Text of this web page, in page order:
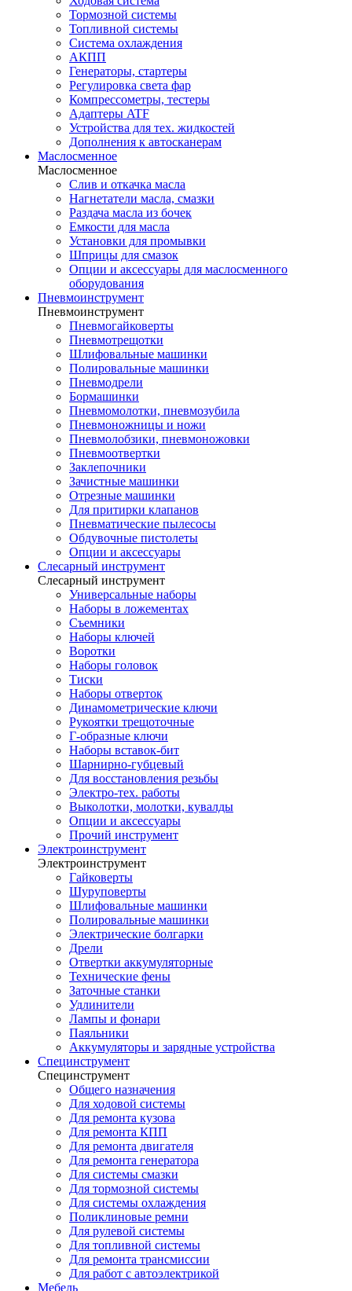
Тормозной системы
Топливной системы
Система охлаждения
АКПП
Генераторы, стартеры
Регулировка света фар
Компрессометры, тестеры
Адаптеры ATF
Устройства для тех. жидкостей
Дополнения к автосканерам
Маслосменное
Маслосменное
Слив и откачка масла
Нагнетатели масла, смазки
Раздача масла из бочек
Емкости для масла
Установки для промывки
Шприцы для смазок
Опции и аксессуары для маслосменного
оборудования
Пневмоинструмент
Пневмоинструмент
Пневмогайковерты
Пневмотрещотки
Шлифовальные машинки
Полировальные машинки
Пневмодрели
Бормашинки
Пневмомолотки, пневмозубила
Пневмоножницы и ножи
Пневмолобзики, пневмоножовки
Пневмоотвертки
Заклепочники
Зачистные машинки
Отрезные машинки
Для притирки клапанов
Пневматические пылесосы
Обдувочные пистолеты
Опции и аксессуары
Слесарный инструмент
Слесарный инструмент
Универсальные наборы
Наборы в ложементах
Съемники
Наборы ключей
Воротки
Наборы головок
Тиски
Наборы отверток
Динамометрические ключи
Рукоятки трещоточные
Г-образные ключи
Наборы вставок-бит
Шарнирно-губцевый
Для восстановления резьбы
Электро-тех. работы
Выколотки, молотки, кувалды
Опции и аксессуары
Прочий инструмент
Электроинструмент
Электроинструмент
Гайковерты
Шуруповерты
Шлифовальные машинки
Полировальные машинки
Электрические болгарки
Дрели
Отвертки аккумуляторные
Технические фены
Заточные станки
Удлинители
Лампы и фонари
Паяльники
Аккумуляторы и зарядные устройства
Специнструмент
Специнструмент
Общего назначения
Для ходовой системы
Для ремонта кузова
Для ремонта КПП
Для ремонта двигателя
Для ремонта генератора
Для системы смазки
Для тормозной системы
Для системы охлаждения
Поликлиновые ремни
Для рулевой системы
Для топливной системы
Для ремонта трансмиссии
Для работ с автоэлектрикой
Мебель